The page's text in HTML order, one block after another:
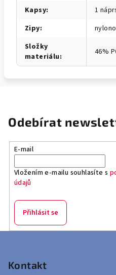
Kapsy:
1
Zipy:
Složky
materiálu: 46%
Odebírat
E-mail
Vložením e-mailu souhlasíte s
údajů
Přihlásit se
Kontakt